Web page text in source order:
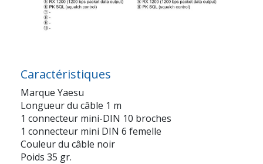
Caractéristiques
Marque Yaesu
Longueur du câble 1 m
1 connecteur mini-DIN 10 broches
1 connecteur mini DIN 6 femelle
Couleur du câble noir
Poids 35 gr.